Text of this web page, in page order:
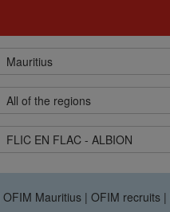
Zone
Mauritius
Régions
All of the regions
Villes
FLIC EN FLAC - ALBION
OFIM Mauritius| OFIM recruits|